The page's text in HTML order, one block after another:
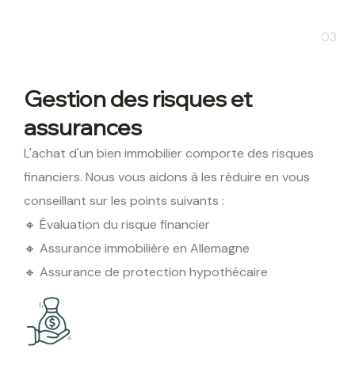
03
Gestion des risques et
assurances
L'achat d'un bien immobilier comporte des risques
financiers. Nous vous aidons à les réduire en vous
conseillant sur les points suivants :
🔸 Évaluation du risque financier
🔸 Assurance immobilière en Allemagne
🔸 Assurance de protection hypothécaire